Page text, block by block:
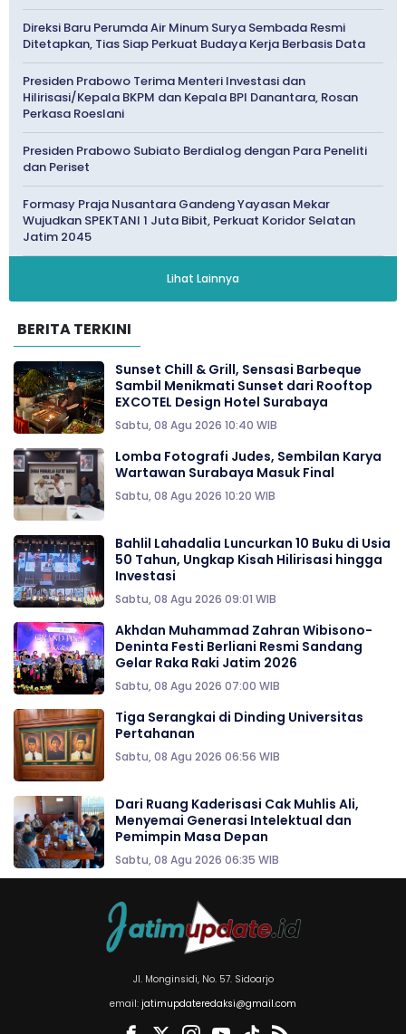
Direksi Baru Perumda Air Minum Surya Sembada Resmi
Ditetapkan, Tias Siap Perkuat Budaya Kerja Berbasis Data
Presiden Prabowo Terima Menteri Investasi dan
Hilirisasi/Kepala BKPM dan Kepala BPI Danantara, Rosan
Perkasa Roeslani
Presiden Prabowo Subiato Berdialog dengan Para Peneliti
dan Periset
Formasy Praja Nusantara Gandeng Yayasan Mekar
Wujudkan SPEKTANI 1 Juta Bibit, Perkuat Koridor Selatan
Jatim 2045
Lihat Lainnya
BERITA TERKINI
Sunset Chill & Grill, Sensasi Barbeque
Sambil Menikmati Sunset dari Rooftop
EXCOTEL Design Hotel Surabaya
Sabtu, 08 Agu 2026 10:40 WIB
Lomba Fotografi Judes, Sembilan Karya
Wartawan Surabaya Masuk Final
Sabtu, 08 Agu 2026 10:20 WIB
Bahlil Lahadalia Luncurkan 10 Buku di Usia
50 Tahun, Ungkap Kisah Hilirisasi hingga
Investasi
Sabtu, 08 Agu 2026 09:01 WIB
Akhdan Muhammad Zahran Wibisono-
Deninta Festi Berliani Resmi Sandang
Gelar Raka Raki Jatim 2026
Sabtu, 08 Agu 2026 07:00 WIB
Tiga Serangkai di Dinding Universitas
Pertahanan
Sabtu, 08 Agu 2026 06:56 WIB
Dari Ruang Kaderisasi Cak Muhlis Ali,
Menyemai Generasi Intelektual dan
Pemimpin Masa Depan
Sabtu, 08 Agu 2026 06:35 WIB
Jl. Monginsidi, No. 57. Sidoarjo
email: jatimupdateredaksi@gmail.com